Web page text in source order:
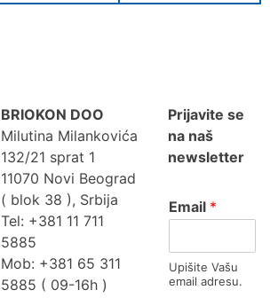
BRIOKON DOO
Milutina Milankovića
132/21 sprat 1
11070 Novi Beograd
( blok 38 ), Srbija
Tel: +381 11 711
5885
Mob: +381 65 311
5885 ( 09-16h )
Prijavite se
na naš
newsletter
Email *
Upišite Vašu
email adresu.